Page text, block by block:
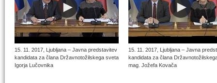
15. 11. 2017, Ljubljana – Javna predstavitev
kandidata za člana Državnotožilskega sveta
Igorja Lučovnika
15. 11. 2017, Ljubljana – Javna
kandidata za člana
mag. Jožefa Kovača